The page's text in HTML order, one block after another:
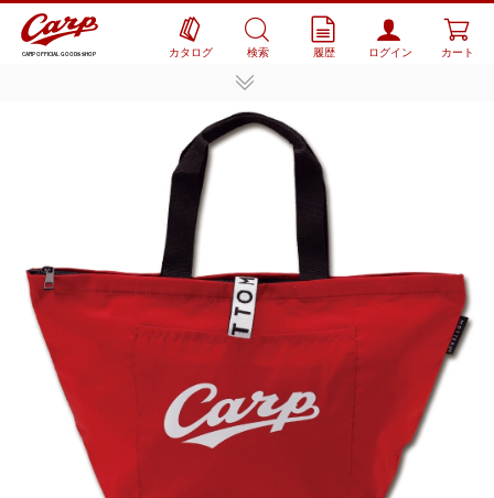
CARP OFFICIAL GOODS SHOP カタログ 検索 履歴 ログイン カート